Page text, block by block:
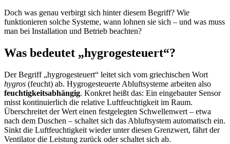
Doch was genau verbirgt sich hinter diesem Begriff? Wie
funktionieren solche Systeme, wann lohnen sie sich – und was muss
man bei Installation und Betrieb beachten?
Was bedeutet „hygrogesteuert“?
Der Begriff „hygrogesteuert“ leitet sich vom griechischen Wort
hygros (feucht) ab. Hygrogesteuerte Abluftsysteme arbeiten also
feuchtigkeitsabhängig. Konkret heißt das: Ein eingebauter Sensor
misst kontinuierlich die relative Luftfeuchtigkeit im Raum.
Überschreitet der Wert einen festgelegten Schwellenwert – etwa
nach dem Duschen – schaltet sich das Abluftsystem automatisch ein.
Sinkt die Luftfeuchtigkeit wieder unter diesen Grenzwert, fährt der
Ventilator die Leistung zurück oder schaltet sich ab.